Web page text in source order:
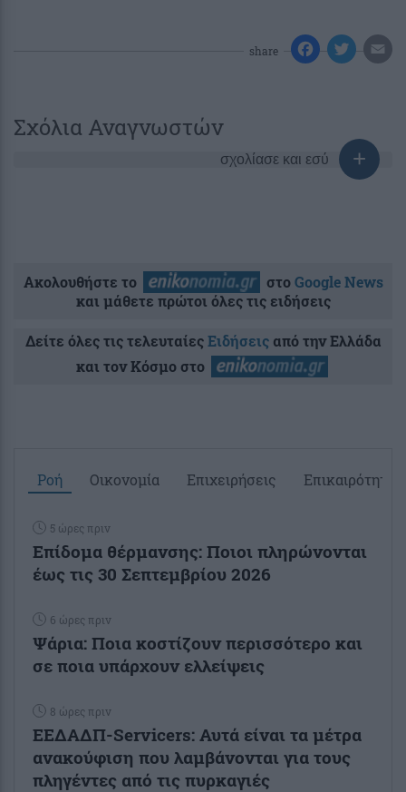
share
Σχόλια Αναγνωστών
σχολίασε και εσύ
Ακολουθήστε το στοGoogle News
και μάθετε πρώτοι όλες τις ειδήσεις
Δείτε όλες τις τελευταίεςΕιδήσειςαπό την Ελλάδα
και τον Κόσμο στο
Ροή Οικονομία Επιχειρήσεις Επικαιρότητα
5 ώρες πριν
Επίδομα θέρμανσης: Ποιοι πληρώνονται
έως τις 30 Σεπτεμβρίου 2026
6 ώρες πριν
Ψάρια: Ποια κοστίζουν περισσότερο και
σε ποια υπάρχουν ελλείψεις
8 ώρες πριν
ΕΕΔΑΔΠ-Servicers: Αυτά είναι τα μέτρα
ανακούφιση που λαμβάνονται για τους
πληγέντες από τις πυρκαγιές